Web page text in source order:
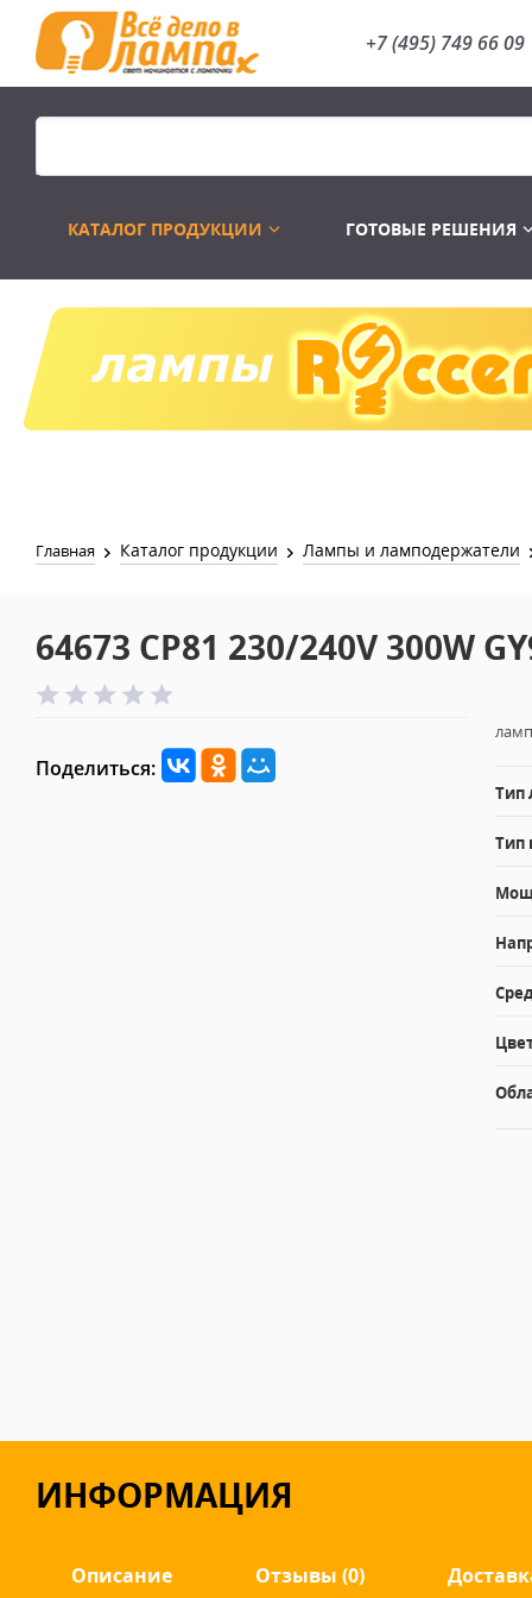
+7 (495) 749 66 09
КАТАЛОГ ПРОДУКЦИИ
Распродажа Лампы
ГОТОВЫЕ РЕШЕНИЯ
Главная Каталог продукции Лампы и ламподержатели
64673 CP81 230/240V 300W
Поделиться:
Тип
Тип
ИНФОРМАЦИЯ
Описание Отзывы (0)